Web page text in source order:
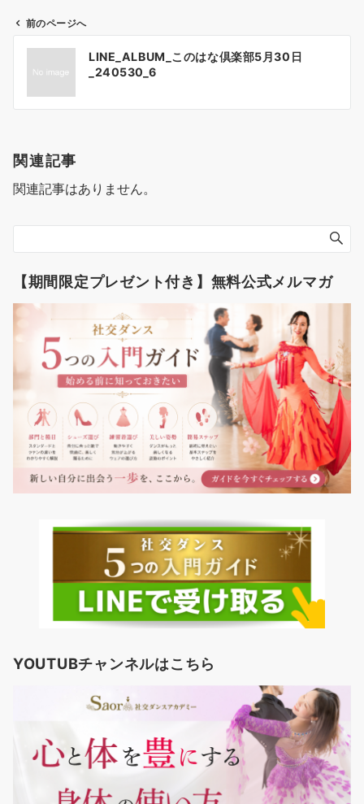
投
ナ
ゲ
ー
ン
前のページへ
LINE_ALBUM_このはな倶楽部5月30日
_240530_6
関連記事
関連記事はありません。
【期間限定プレゼント付き】無料公式メルマガ
YOUTUBチャンネルはこちら